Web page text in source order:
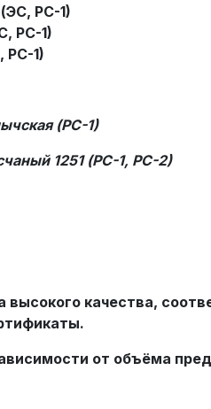
РС-1)
РС-1)
РС-1)
(РС-1)
1251 (РС-1, РС-2)
высокого качества,
от объёма